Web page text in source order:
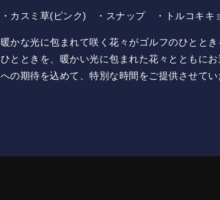
・カスミ草(ピンク) ・スナップ ・トルコキキ
暖かな光に包まれて咲く花々がゴルフのひとと
ひとときを、暖かい光に包まれた花々とともに
への期待を込めて、特別な時間をご提供させてい